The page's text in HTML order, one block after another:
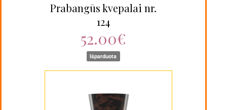
Prabangūs kvepalai nr.
124
52.00€
Išparduota